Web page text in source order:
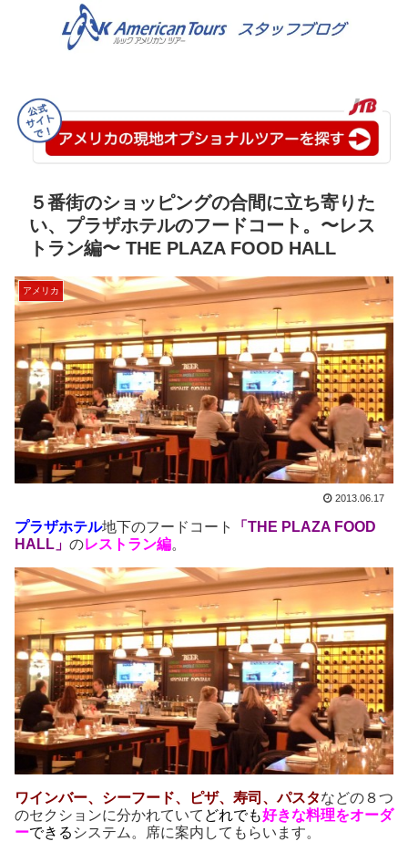
５番街のショッピングの合間に立ち寄りた
い、プラザホテルのフードコート。〜レス
トラン編〜 THE PLAZA FOOD HALL
アメリカ
2013.06.17
プラザホテル地下のフードコート
「THE PLAZA FOOD
HALL」 のレストラン編。
ワインバー、シーフード、ピザ、寿司、パスタなどの８つ
のセクションに分かれていて どれでも好きな料理をオーダ
ーできる システム。席に案内してもらいます。